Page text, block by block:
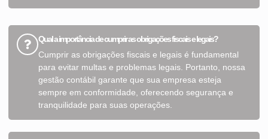
Qual a importância de cumprir as obrigações fiscais e legais?
Cumprir as obrigações fiscais e legais é fundamental
para evitar multas e problemas legais. Portanto, nossa
gestão contábil garante que sua empresa esteja
sempre em conformidade, oferecendo segurança e
tranquilidade para suas operações.